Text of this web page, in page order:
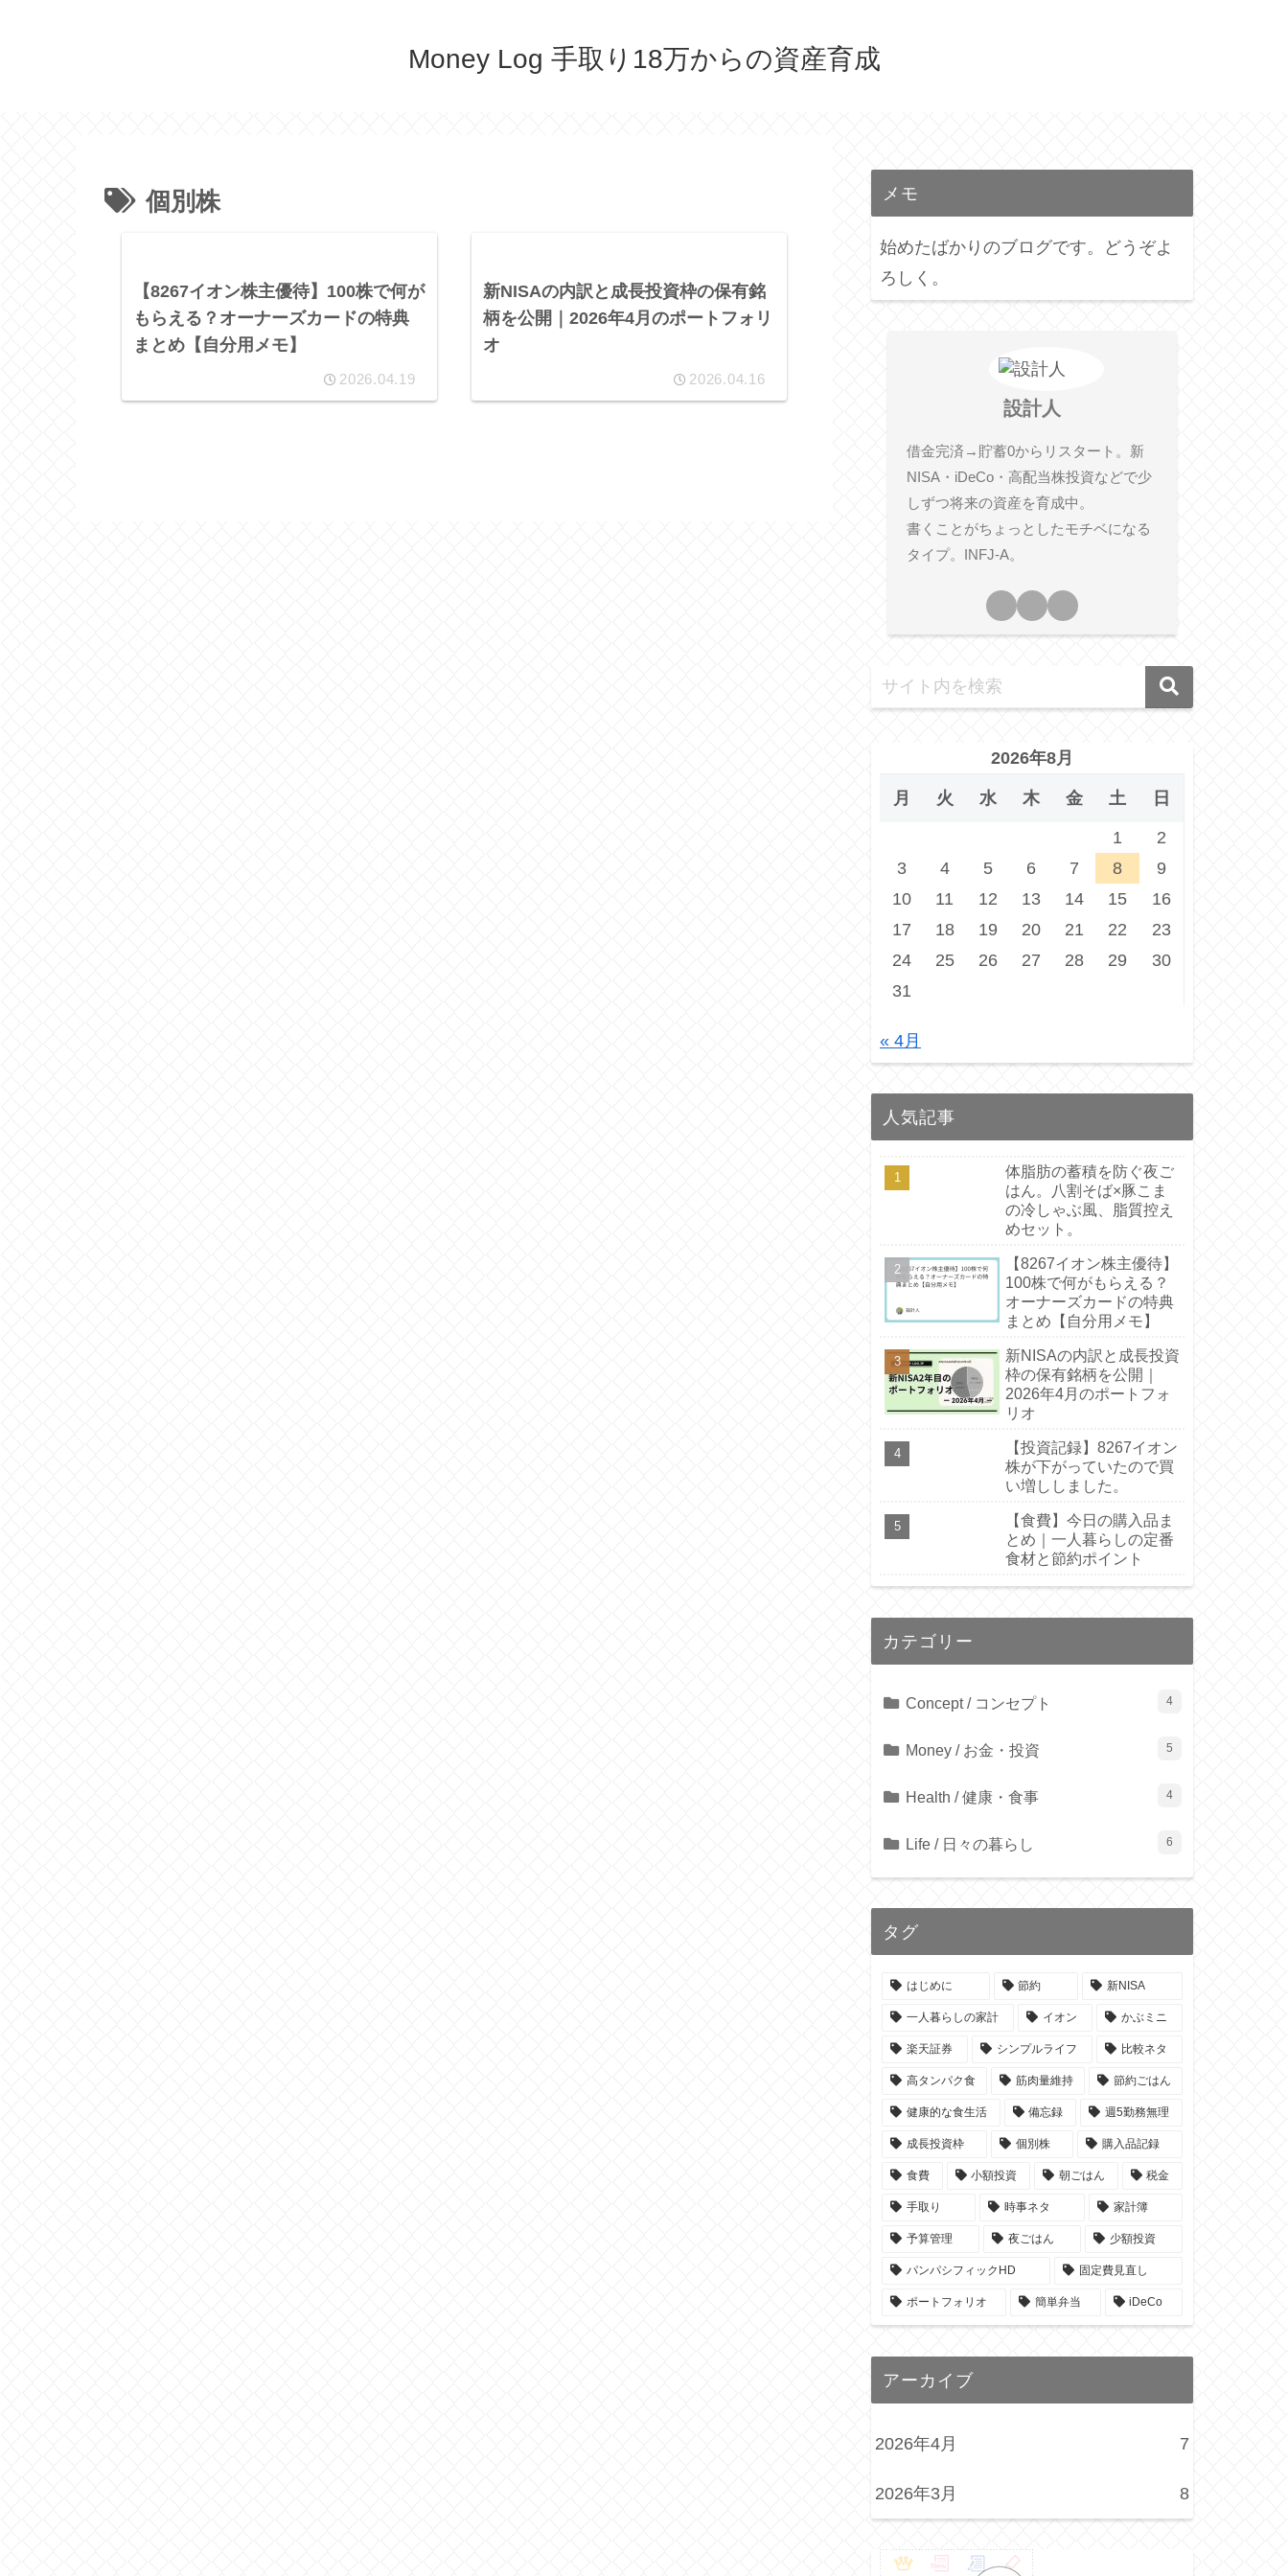
Money Log 手取り18万からの資産育成
個別株
【8267イオン株主優待】100株で何が
もらえる？オーナーズカードの特典
まとめ【自分用メモ】
2026.04.19
新NISAの内訳と成長投資枠の保有銘
柄を公開｜2026年4月のポートフォリ
オ
2026.04.16
メモ
始めたばかりのブログです。どうぞよ
ろしく。
設計人
借金完済→貯蓄0からリスタート。新
NISA・iDeCo・高配当株投資などで少
しずつ将来の資産を育成中。
書くことがちょっとしたモチベになる
タイプ。INFJ-A。
2026年8月
月 火 水 木 金 土 日
1
2
3
4 5 6 7 8
9
10
11 12 13 14 15
16
17
18 19 20 21 22
23
24
25 26 27 28 29
30
31
« 4月
人気記事
体脂肪の蓄積を防ぐ夜ご
はん。八割そば×豚こま
の冷しゃぶ風、脂質控え
めセット。
【8267イオン株主優待】
100株で何がもらえる？
オーナーズカードの特典
まとめ【自分用メモ】
新NISAの内訳と成長投資
枠の保有銘柄を公開｜
2026年4月のポートフォ
リオ
【投資記録】8267イオン
株が下がっていたので買
い増ししました。
【食費】今日の購入品ま
とめ｜一人暮らしの定番
食材と節約ポイント
カテゴリー
Concept / コンセプト 4
Money / お金・投資 5
Health / 健康・食事 4
Life / 日々の暮らし 6
タグ
はじめに 節約 新NISA
一人暮らしの家計 イオン かぶミニ
楽天証券 シンプルライフ 比較ネタ
高タンパク食 筋肉量維持 節約ごはん
健康的な食生活 備忘録 週5勤務無理
成長投資枠 個別株 購入品記録
食費 小額投資 朝ごはん 税金
手取り 時事ネタ 家計簿
予算管理 夜ごはん 少額投資
パンパシフィックHD 固定費見直し
ポートフォリオ 簡単弁当 iDeCo
アーカイブ
2026年4月 7
2026年3月 8